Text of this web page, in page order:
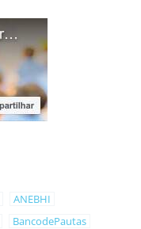
ANEBHI
BancodePautas